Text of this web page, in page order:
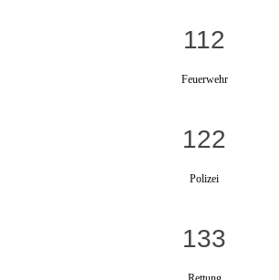
112
Feuerwehr
122
Polizei
133